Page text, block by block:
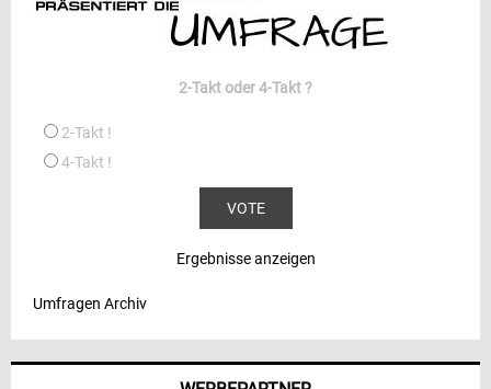
2-Takt oder 4-Takt ?
2-Takt !
4-Takt !
Ergebnisse anzeigen
Umfragen Archiv